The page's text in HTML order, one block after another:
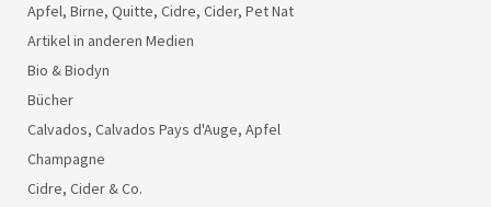
Apfel, Birne, Quitte, Cidre, Cider, Pet Nat
Artikel in anderen Medien
Bio & Biodyn
Bücher
Calvados, Calvados Pays d'Auge, Apfel
Champagne
Cidre, Cider & Co.